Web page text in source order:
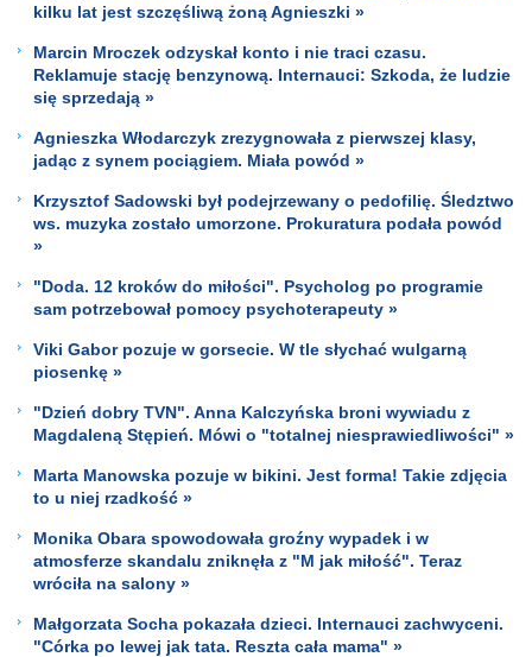
kilku lat jest szczęśliwą żoną Agnieszki »
Marcin Mroczek odzyskał konto i nie traci czasu.
Reklamuje stację benzynową. Internauci: Szkoda, że ludzie
się sprzedają »
Agnieszka Włodarczyk zrezygnowała z pierwszej klasy,
jadąc z synem pociągiem. Miała powód »
Krzysztof Sadowski był podejrzewany o pedofilię. Śledztwo
ws. muzyka zostało umorzone. Prokuratura podała powód
»
"Doda. 12 kroków do miłości". Psycholog po programie
sam potrzebował pomocy psychoterapeuty »
Viki Gabor pozuje w gorsecie. W tle słychać wulgarną
piosenkę »
"Dzień dobry TVN". Anna Kalczyńska broni wywiadu z
Magdaleną Stępień. Mówi o "totalnej niesprawiedliwości" »
Marta Manowska pozuje w bikini. Jest forma! Takie zdjęcia
to u niej rzadkość »
Monika Obara spowodowała groźny wypadek i w
atmosferze skandalu zniknęła z "M jak miłość". Teraz
wróciła na salony »
Małgorzata Socha pokazała dzieci. Internauci zachwyceni.
"Córka po lewej jak tata. Reszta cała mama" »